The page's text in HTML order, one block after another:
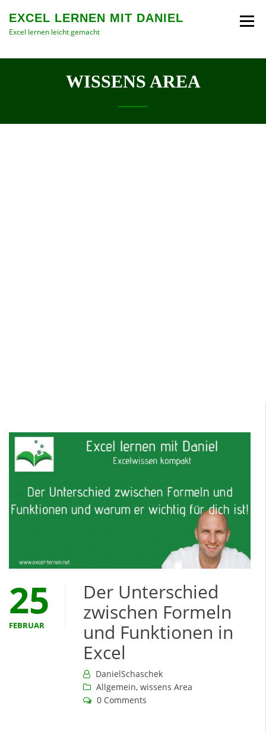
content
EXCEL LERNEN MIT DANIEL
Excel lernen leicht gemacht
WISSENS AREA
25
FEBRUAR
Der Unterschied
zwischen Formeln
und Funktionen in
Excel
DanielSchaschek
Allgemein, wissens Area
0 Comments